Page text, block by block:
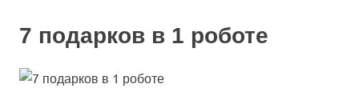
7 подарков в 1 роботе